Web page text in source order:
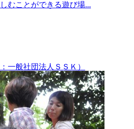
むことができる遊び場...
一般社団法人ＳＳＫ）